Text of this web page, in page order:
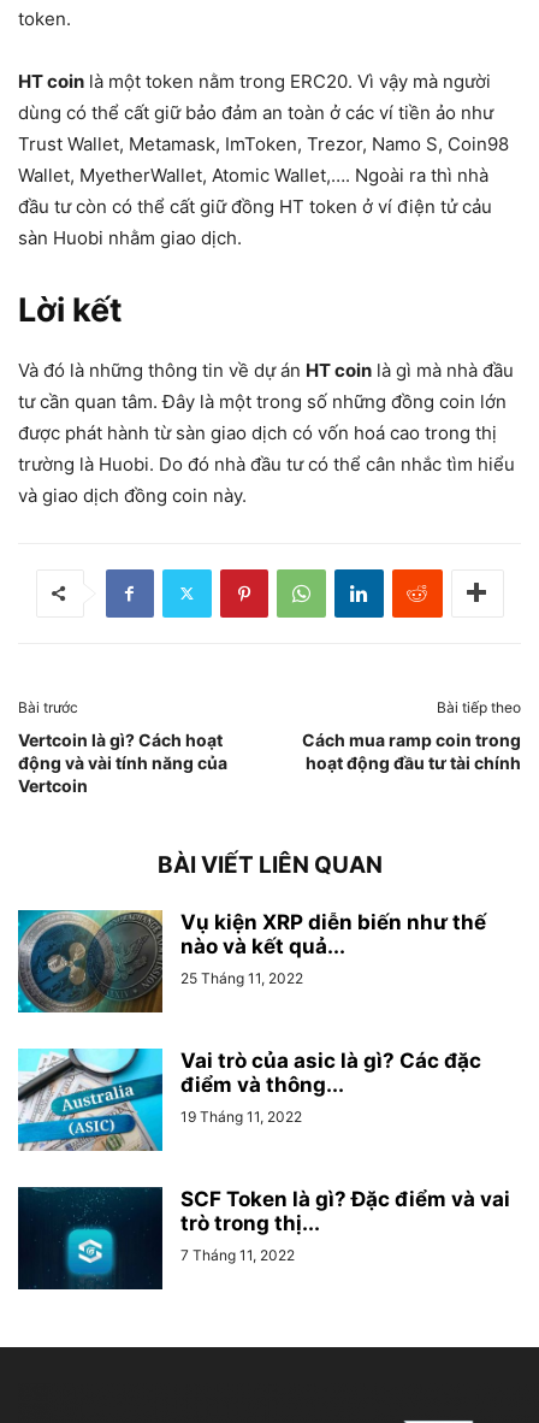
token.
HT coin là một token nằm trong ERC20. Vì vậy mà người
dùng có thể cất giữ bảo đảm an toàn ở các ví tiền ảo như
Trust Wallet, Metamask, ImToken, Trezor, Namo S, Coin98
Wallet, MyetherWallet, Atomic Wallet,…. Ngoài ra thì nhà
đầu tư còn có thể cất giữ đồng HT token ở ví điện tử cảu
sàn Huobi nhằm giao dịch.
Lời kết
Và đó là những thông tin về dự án HT coin là gì mà nhà đầu
tư cần quan tâm. Đây là một trong số những đồng coin lớn
được phát hành từ sàn giao dịch có vốn hoá cao trong thị
trường là Huobi. Do đó nhà đầu tư có thể cân nhắc tìm hiểu
và giao dịch đồng coin này.
Bài trước
Vertcoin là gì? Cách hoạt
động và vài tính năng của
Vertcoin
Bài tiếp theo
Cách mua ramp coin trong
hoạt động đầu tư tài chính
BÀI VIẾT LIÊN QUAN
Vụ kiện XRP diễn biến như thế
nào và kết quả...
25 Tháng 11, 2022
Vai trò của asic là gì? Các đặc
điểm và thông...
19 Tháng 11, 2022
SCF Token là gì? Đặc điểm và vai
trò trong thị...
7 Tháng 11, 2022